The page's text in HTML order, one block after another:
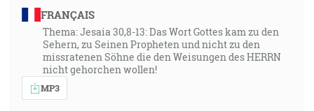
FRANÇAIS
Thema: Jesaia 30,8-13: Das Wort Gottes kam zu den
Sehern, zu Seinen Propheten und nicht zu den
missratenen Söhne die den Weisungen des HERRN
nicht gehorchen wollen!
MP3